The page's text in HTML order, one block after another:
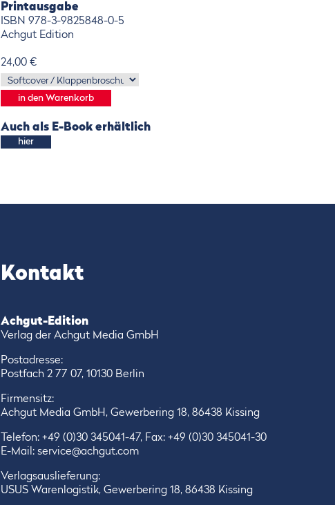
Printausgabe
ISBN 978-3-9825848-0-5
Achgut Edition
24,00 €
Auch als E-Book erhältlich
hier
Kontakt
Achgut-Edition
Verlag der Achgut Media GmbH
Postadresse:
Postfach 2 77 07, 10130 Berlin
Firmensitz:
Achgut Media GmbH, Gewerbering 18, 86438 Kissing
Telefon: +49 (0)30 345041-47, Fax: +49 (0)30 345041-30
E-Mail: service@achgut.com
Verlagsauslieferung:
USUS Warenlogistik, Gewerbering 18, 86438 Kissing